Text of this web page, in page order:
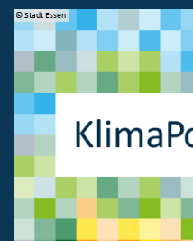
© Stadt Essen